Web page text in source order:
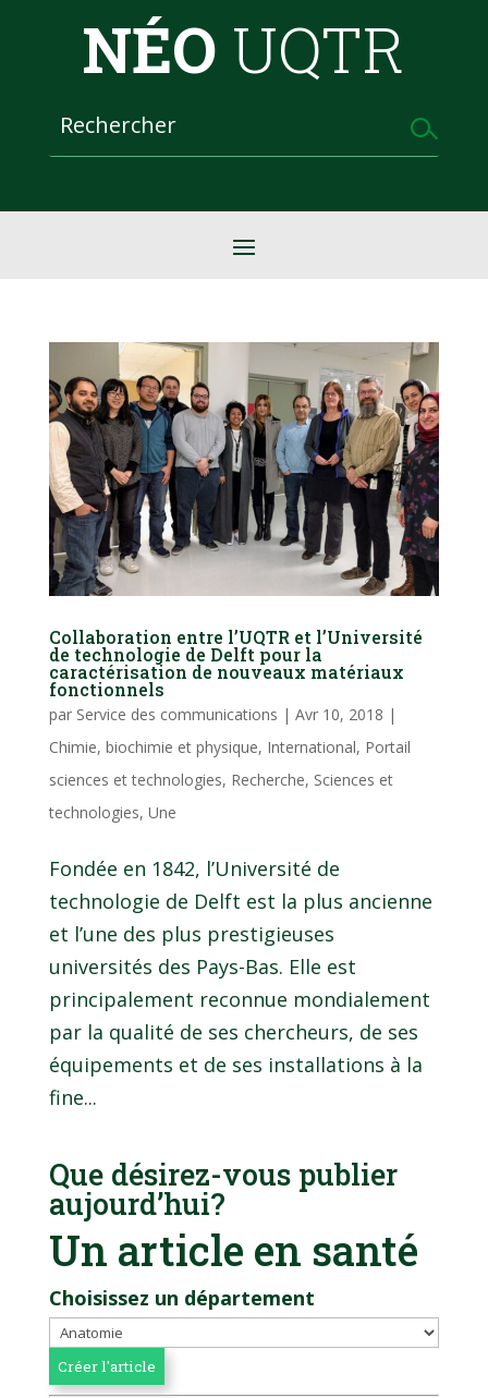
NÉO UQTR
Collaboration entre l’UQTR et l’Université
de technologie de Delft pour la
caractérisation de nouveaux matériaux
fonctionnels
par Service des communications | Avr 10, 2018 |
Chimie, biochimie et physique, International, Portail
sciences et technologies, Recherche, Sciences et
technologies, Une
Fondée en 1842, l’Université de
technologie de Delft est la plus ancienne
et l’une des plus prestigieuses
universités des Pays-Bas. Elle est
principalement reconnue mondialement
par la qualité de ses chercheurs, de ses
équipements et de ses installations à la
fine...
Que désirez-vous publier
aujourd’hui?
Un article en santé
Choisissez un département